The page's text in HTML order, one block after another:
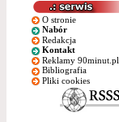
O stronie
Nabór
Redakcja
Kontakt
Reklamy 90minut.pl
Bibliografia
Pliki cookies